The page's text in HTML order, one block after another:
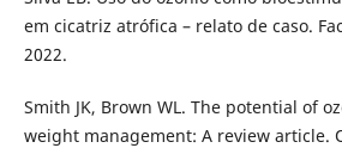
em cicatriz atrófica – relato de caso.
2022.
Smith JK, Brown WL. The potential of
weight management: A review article.